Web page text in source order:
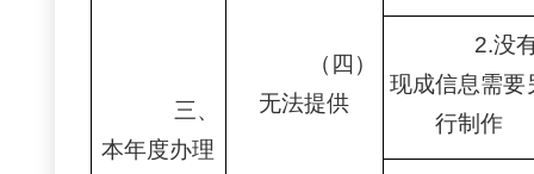
三、
本年度办理
（四）
无法提供
2.没
现成信息需要
行制作